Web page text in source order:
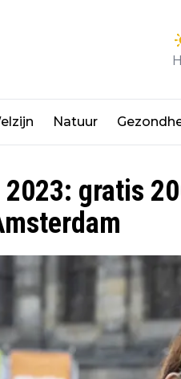
Natuur
gratis